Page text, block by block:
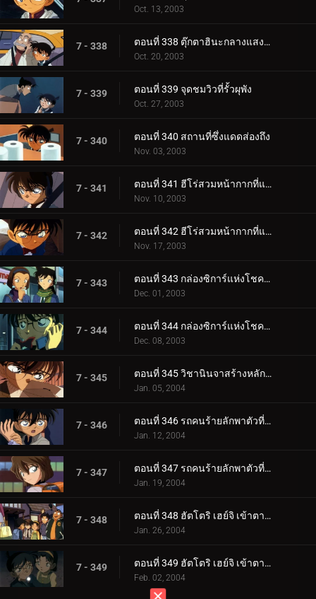
Oct. 13, 2003
7 - 338 ตอนที่ 338 ตุ๊กตาฮินะกลางแสงสนธยา (ตอนจบ)
Oct. 20, 2003
7 - 339 ตอนที่ 339 จุดชมวิวที่รั้วผุพัง
Oct. 27, 2003
7 - 340 ตอนที่ 340 สถานที่ซึ่งแดดส่องถึง
Nov. 03, 2003
7 - 341 ตอนที่ 341 ฮีโร่สวมหน้ากากที่แสนโสมม (ตอนแรก)
Nov. 10, 2003
7 - 342 ตอนที่ 342 ฮีโร่สวมหน้ากากที่แสนโสมม (ตอนจบ)
Nov. 17, 2003
7 - 343 ตอนที่ 343 กล่องซิการ์แห่งโชคลาภ (ตอนแรก)
Dec. 01, 2003
7 - 344 ตอนที่ 344 กล่องซิการ์แห่งโชคลาภ (ตอนจบ)
Dec. 08, 2003
7 - 345 ตอนที่ 345 วิชานินจาสร้างหลักฐานที่อยู่
Jan. 05, 2004
7 - 346 ตอนที่ 346 รถคนร้ายลักพาตัวที่หายไป (ตอนแรก)
Jan. 12, 2004
7 - 347 ตอนที่ 347 รถคนร้ายลักพาตัวที่หายไป (ตอนจบ)
Jan. 19, 2004
7 - 348 ตอนที่ 348 ฮัตโตริ เฮย์จิ เข้าตาจน! (ตอนแรก)
Jan. 26, 2004
7 - 349 ตอนที่ 349 ฮัตโตริ เฮย์จิ เข้าตาจน! (ตอนจบ)
Feb. 02, 2004